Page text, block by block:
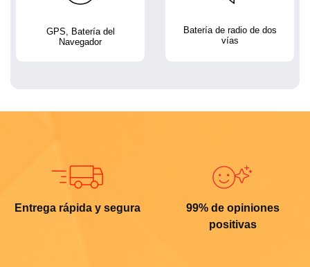
GPS, Batería del
Navegador
Batería de radio de dos
vías
Entrega rápida y segura
99% de opiniones
positivas